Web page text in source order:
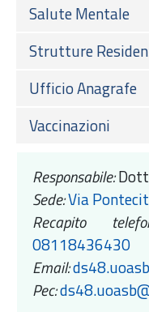
Salute Mentale
Strutture
Ufficio Anagrafe
Vaccinazioni
Responsabile:
Sede:Via
Recapito
08118436430
Email:
Pec: